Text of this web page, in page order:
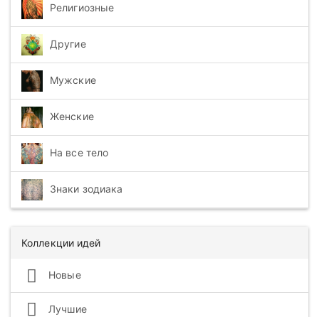
Религиозные
Другие
Мужские
Женские
На все тело
Знаки зодиака
Коллекции идей
Новые
Лучшие